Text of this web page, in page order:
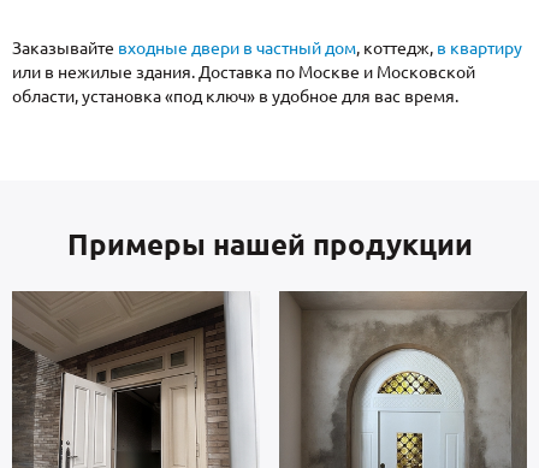
Заказывайте входные двери в частный дом, коттедж, в квартиру
или в нежилые здания. Доставка по Москве и Московской
области, установка «под ключ» в удобное для вас время.
Примеры нашей продукции